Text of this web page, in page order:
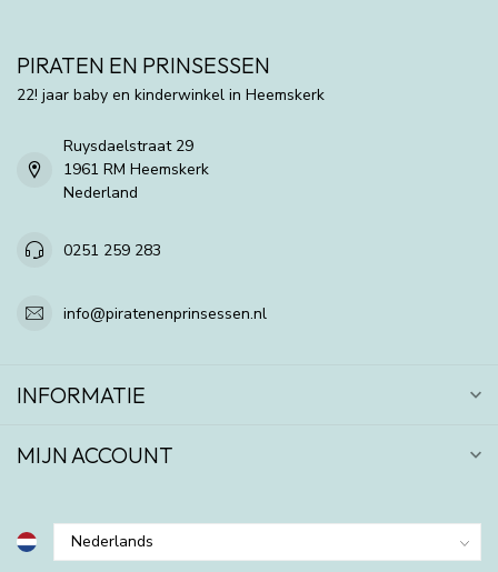
PIRATEN EN PRINSESSEN
22! jaar baby en kinderwinkel in Heemskerk
Ruysdaelstraat 29
1961 RM Heemskerk
Nederland
0251 259 283
info@piratenenprinsessen.nl
INFORMATIE
MIJN ACCOUNT